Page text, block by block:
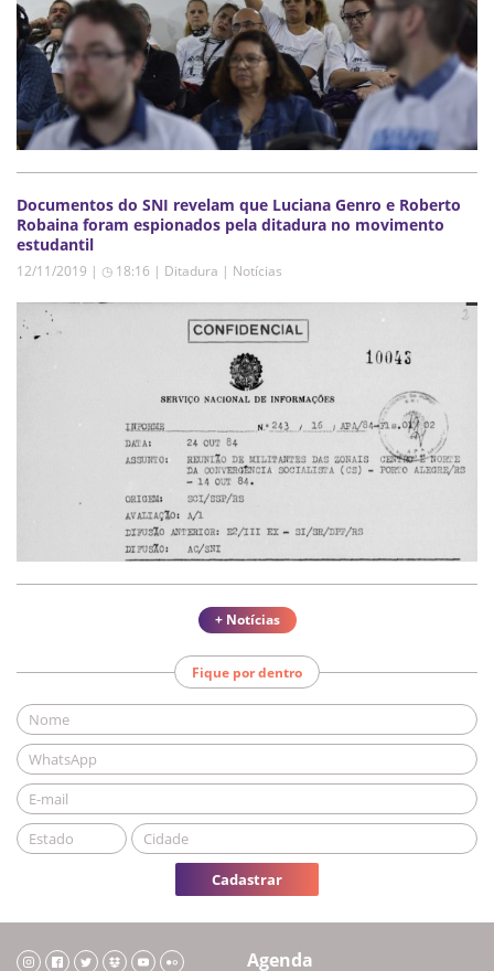
Documentos do SNI revelam que Luciana Genro e Roberto
Robaina foram espionados pela ditadura no movimento
estudantil
12/11/2019 | ◷ 18:16 | Ditadura | Notícias
+ Notícias
Fique por dentro
Cadastrar
Agenda